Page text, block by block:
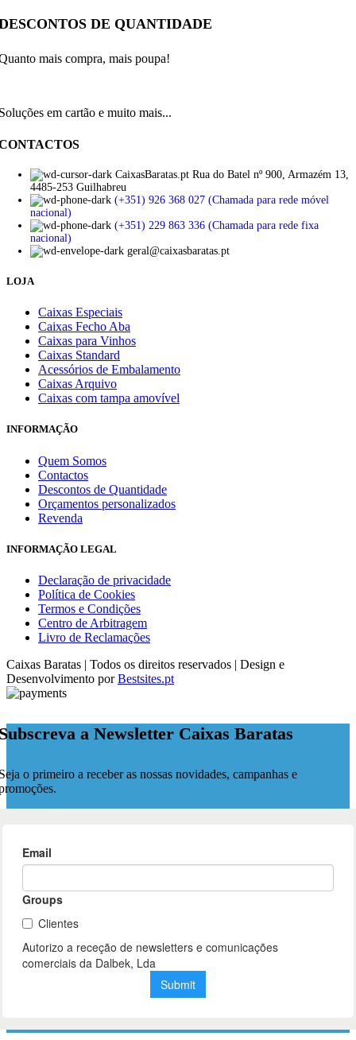
DE QUANTIDADE
mais compra, mais poupa!
em cartão e muito mais...
CaixasBaratas.pt Rua do Batel nº 900, Armazém 13,
4485-253 Guilhabreu
(+351) 926 368 027 (Chamada para rede móvel
nacional)
(+351) 229 863 336 (Chamada para rede fixa
nacional)
geral@caixasbaratas.pt
LOJA
Caixas Especiais
Caixas Fecho Aba
Caixas para Vinhos
Caixas Standard
Acessórios de Embalamento
Caixas Arquivo
Caixas com tampa amovível
INFORMAÇÃO
Quem Somos
Contactos
Descontos de Quantidade
Orçamentos personalizados
Revenda
INFORMAÇÃO LEGAL
Declaração de privacidade
Política de Cookies
Termos e Condições
Centro de Arbitragem
Livro de Reclamações
Caixas Baratas | Todos os direitos reservados | Design e
Desenvolvimento porBestsites.pt
a Newsletter Caixas Baratas
o primeiro a receber as nossas novidades, campanhas e